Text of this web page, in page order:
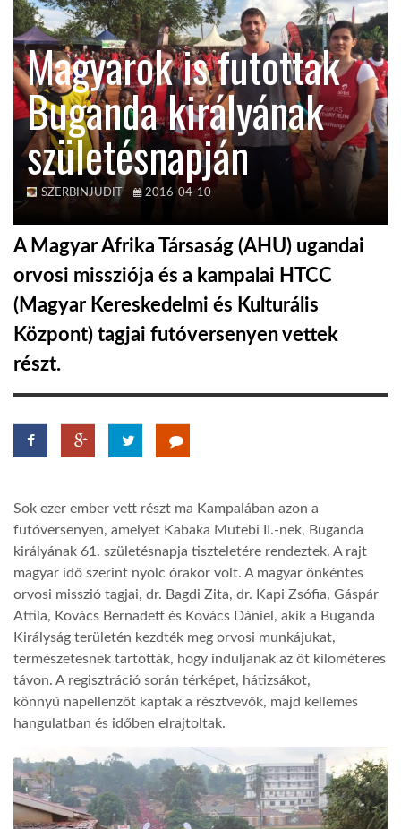
KÖZEL-KELET
AUSZTRÁLIA
A VILÁG ITTHON
MÉDIA
GLOBOTV BP
HÍR3D
TROPICALMAGAZIN
AFRIKA TUDÁSTÁR
LINKTR.EE
GLOBOZSARU
DOBRAVERO.HU
Magyarok is futottak
Buganda királyának
születésnapján
SZERBINJUDIT 2016-04-10
A Magyar Afrika Társaság (AHU) ugandai
orvosi missziója és a kampalai HTCC
(Magyar Kereskedelmi és Kulturális
Központ) tagjai futóversenyen vettek
részt.
Sok ezer ember vett részt ma Kampalában azon a
futóversenyen, amelyet Kabaka Mutebi II.-nek, Buganda
királyának 61. születésnapja tiszteletére rendeztek. A rajt
magyar idő szerint nyolc órakor volt. A magyar önkéntes
orvosi misszió tagjai, dr. Bagdi Zita, dr. Kapi Zsófia, Gáspár
Attila, Kovács Bernadett és Kovács Dániel, akik a Buganda
Királyság területén kezdték meg orvosi munkájukat,
természetesnek tartották, hogy induljanak az öt kilométeres
távon. A regisztráció során térképet, hátizsákot,
könnyű napellenzőt kaptak a résztvevők, majd kellemes
hangulatban és időben elrajtoltak.